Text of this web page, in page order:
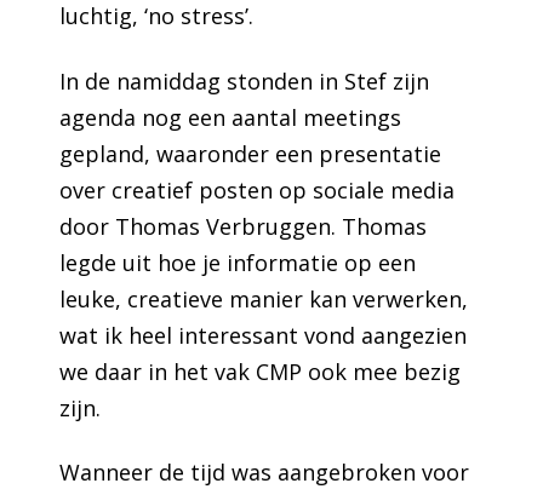
luchtig, ‘no stress’.
In de namiddag stonden in Stef zijn
agenda nog een aantal meetings
gepland, waaronder een presentatie
over creatief posten op sociale media
door Thomas Verbruggen. Thomas
legde uit hoe je informatie op een
leuke, creatieve manier kan verwerken,
wat ik heel interessant vond aangezien
we daar in het vak CMP ook mee bezig
zijn.
Wanneer de tijd was aangebroken voor